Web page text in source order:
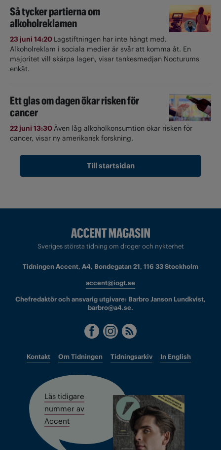
Så tycker partierna om
alkoholreklamen
23 juni 14:20 Lagstiftningen har inte hängt med.
Alkoholreklam i sociala medier är svår att komma åt. En
majoritet vill skärpa lagen, visar tankesmedjan Nocturums
enkät.
Ett glas om dagen ökar risken för
cancer
22 juni 13:30 Även låg alkoholkonsumtion ökar risken för
cancer, visar ny amerikansk forskning.
Till startsidan
Sveriges största tidning om droger och nykterhet
Tidningen Accent, A4, Bondegatan 21, 116 33 Stockholm
accent@iogt.se
Chefredaktör och ansvarig utgivare: Barbro Janson Lundkvist,
barbro@a4.se.
Kontakt Om Tidningen Tidningsarkiv In English
Läs tidigare
nummer av
Accent